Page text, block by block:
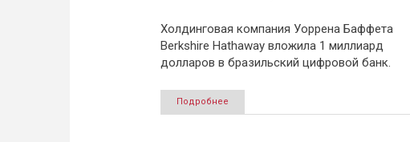
Холдинговая компания Уоррена Баффета
Berkshire Hathaway вложила 1 миллиард
долларов в бразильский цифровой банк.
Подробнее